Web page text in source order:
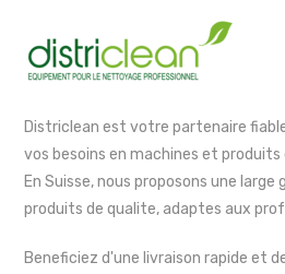
Districlean est votre partenaire
vos besoins en machines et
En Suisse, nous proposons une large
produits de qualite, adaptes aux
Beneficiez d'une livraison rapide et